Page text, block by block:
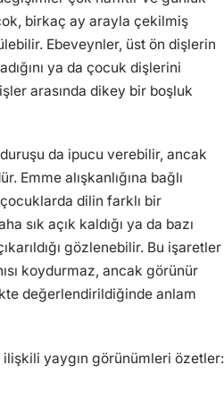
birkaç ay arayla çekilmiş
Ebeveynler, üst ön dişlerin
ya da çocuk dişlerini
arasında dikey bir boşluk
da ipucu verebilir, ancak
Emme alışkanlığına bağlı
dilin farklı bir
sık açık kaldığı ya da bazı
gözlenebilir. Bu işaretler
koydurmaz, ancak görünür
değerlendirildiğinde anlam
yaygın görünümleri özetler: